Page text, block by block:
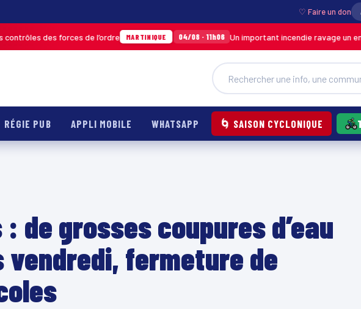
♡ Faire un don
forces de l’ordre MARTINIQUE 04/08 · 11h06 Un important incendie ravage un entrepôt de
RÉGIE PUB APPLI MOBILE WHATSAPP 🌀 SAISON CYCLONIQUE
de grosses coupures d’eau
vendredi, fermeture de